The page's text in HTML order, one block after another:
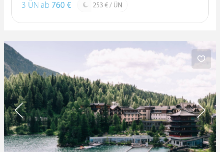
3 ÜN ab 760 € 253 € / ÜN